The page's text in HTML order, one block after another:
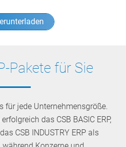
Pakete für Sie
für jede Unternehmensgröße.
das CSB BASIC ERP,
CSB INDUSTRY ERP als